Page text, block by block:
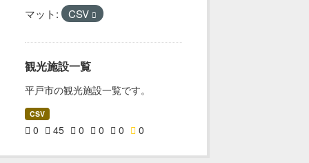
マット:
CSV
観光施設一覧
平戸市の観光施設一覧です。
CSV
0 45 0 0 0 0